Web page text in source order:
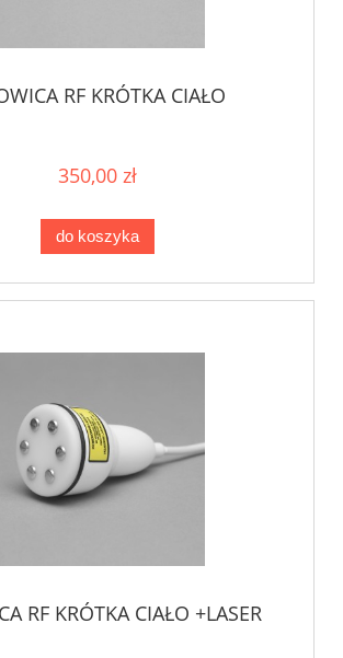
RF KRÓTKA CIAŁO
350,00 zł
do koszyka
RF KRÓTKA CIAŁO +LASER